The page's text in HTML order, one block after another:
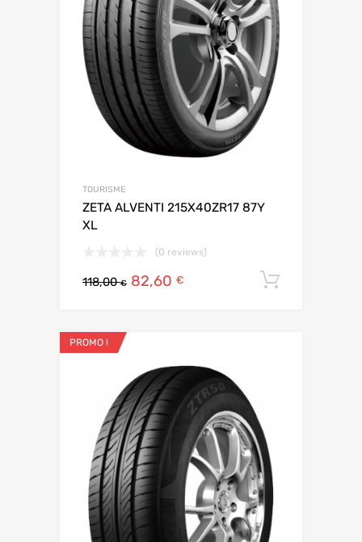
TOURISME
ZETA ALVENTI 215X40ZR17 87Y
XL
(0 reviews)
118,00€ 82,60 €
PROMO !